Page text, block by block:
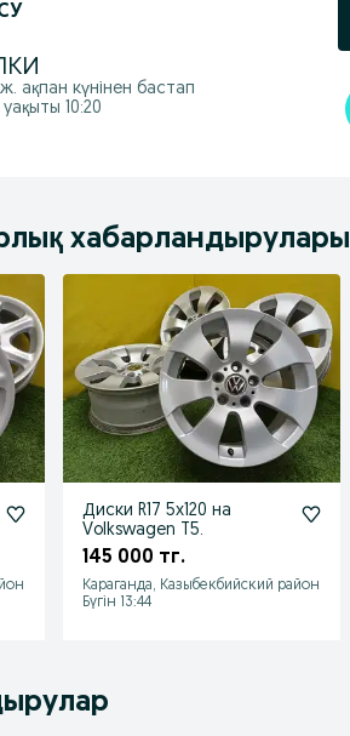
ж. ақпан күнінен бастап
10:20
хабарландырулары
Диски R17 5x120 на
Volkswagen T5.
145 000 тг.
Караганда, Казыбекбийский район
Бүгін 13:44